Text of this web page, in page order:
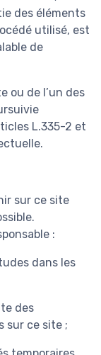
des éléments
utilisé, est
de
ou de l’un des
L.335-2 et
sur ce site
:
dans les
des
sur ce site ;